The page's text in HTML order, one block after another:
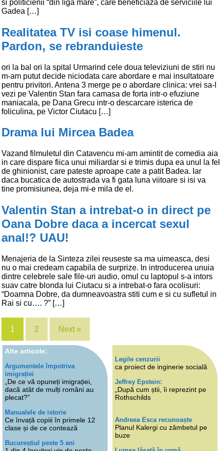
si politicienii “din liga mare”, care beneficiaza de serviciile lui
Gadea […]
Realitatea TV isi coase himenul.
Pardon, se rebranduieste
ori la bal ori la spital Urmarind cele doua televiziuni de stiri nu
m-am putut decide niciodata care abordare e mai insultatoare
pentru privitori. Antena 3 merge pe o abordare clinica: vrei sa-l
vezi pe Valentin Stan fara camasa de forta intr-o efuziune
maniacala, pe Dana Grecu intr-o descarcare isterica de
foliculina, pe Victor Ciutacu […]
Drama lui Mircea Badea
Vazand filmuletul din Catavencu mi-am amintit de comedia aia
in care dispare fiica unui miliardar si e trimis dupa ea unul la fel
de ghinionist, care pateste aproape cate a patit Badea. Iar
daca bucatica de autostrada va fi gata luna viitoare si isi va
tine promisiunea, deja mi-e mila de el.
Valentin Stan a intrebat-o in direct pe
Oana Dobre daca a incercat sexul
anal!? UAU!
Menajeria de la Sinteza zilei reuseste sa ma uimeasca, desi
nu o mai credeam capabila de surprize. In introducerea unuia
dintre celebrele sale file-uri audio, omul cu laptopul s-a intors
suav catre blonda lui Ciutacu si a intrebat-o fara ocolisuri:
“Doamna Dobre, da dumneavoastra stiti cum e si cu sufletul in
Rai si cu…. ?” […]
1 2 Next »
Alte articole:
Argumentele împotriva
imigrației
„De ce vă opuneți imigrației,
dacă atât de mulți români au
plecat?”
Manualele de istorie
Ce învață copiii în primele 12
clase și de ce contează
Bucureștiul peste 5 ani
Legile cenzurii
ca proiect de inginerie socială
Jeffrey Epstein:
„După cum știi, îi reprezint pe
Rothschilds
Andreea Esca recunoaște
Planul Kalergi cu zâmbetul pe
buze